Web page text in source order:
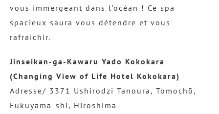
vous immergeant dans l’océan ! Ce spa
spacieux saura vous détendre et vous
rafraichir.
Jinseikan-ga-Kawaru Yado Kokokara
(Changing View of Life Hotel Kokokara)
Adresse/ 3371 Ushirodzi Tanoura, Tomochō,
Fukuyama-shi, Hiroshima